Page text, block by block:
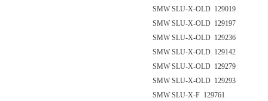
SMW SLU-X-OLD 129019
SMW SLU-X-OLD 129197
SMW SLU-X-OLD 129236
SMW SLU-X-OLD 129142
SMW SLU-X-OLD 129279
SMW SLU-X-OLD 129293
SMW SLU-X-F 129761